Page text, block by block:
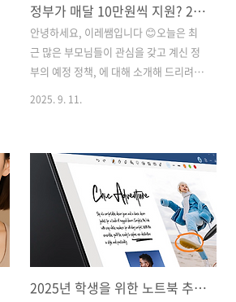
870 칩셋으로 빠른 반응속도 ✔️ 4스피커
탑재로 영화 감상에 최적🙋🏻‍♀️ 추천 사용
자: 영상 소비와 간단한..
정부가 매달 10만원씩 지원? 2025 우리아이자립펀드로 최대 5천만 원 만드는 법💡
안녕하세요, 이레쌤입니다 😊오늘은 최
근 많은 부모님들이 관심을 갖고 계신 정
부의 예정 정책, 에 대해 소개해 드리려고
한 새로운 지원 제도를 구상하고 있습니
다. 저 또한 처음 우리아이 자립펀드에 대
한 소식을 들었을 때, '어서 가입해야지!'
했었는데, 모종의 이유로 아직 실행되고
있는 정부 정책은 아닙니다. 그래서 왜 아
직 실행이 되고 있지 않은지, 실행이 된다
면 저희 같은 부모에게 어떤 이득이 있고
좋은 것인지 함께 알아보겠습니다. 💡 우
2025. 9. 11.
2025년 학생을 위한 노트북 추천: 필기 가능한 터치펜 노트북 BEST 5